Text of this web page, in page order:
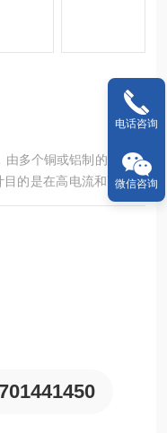
由多个铜或铝制的导体组
的是在高电流和高压的
电话咨询
微信咨询